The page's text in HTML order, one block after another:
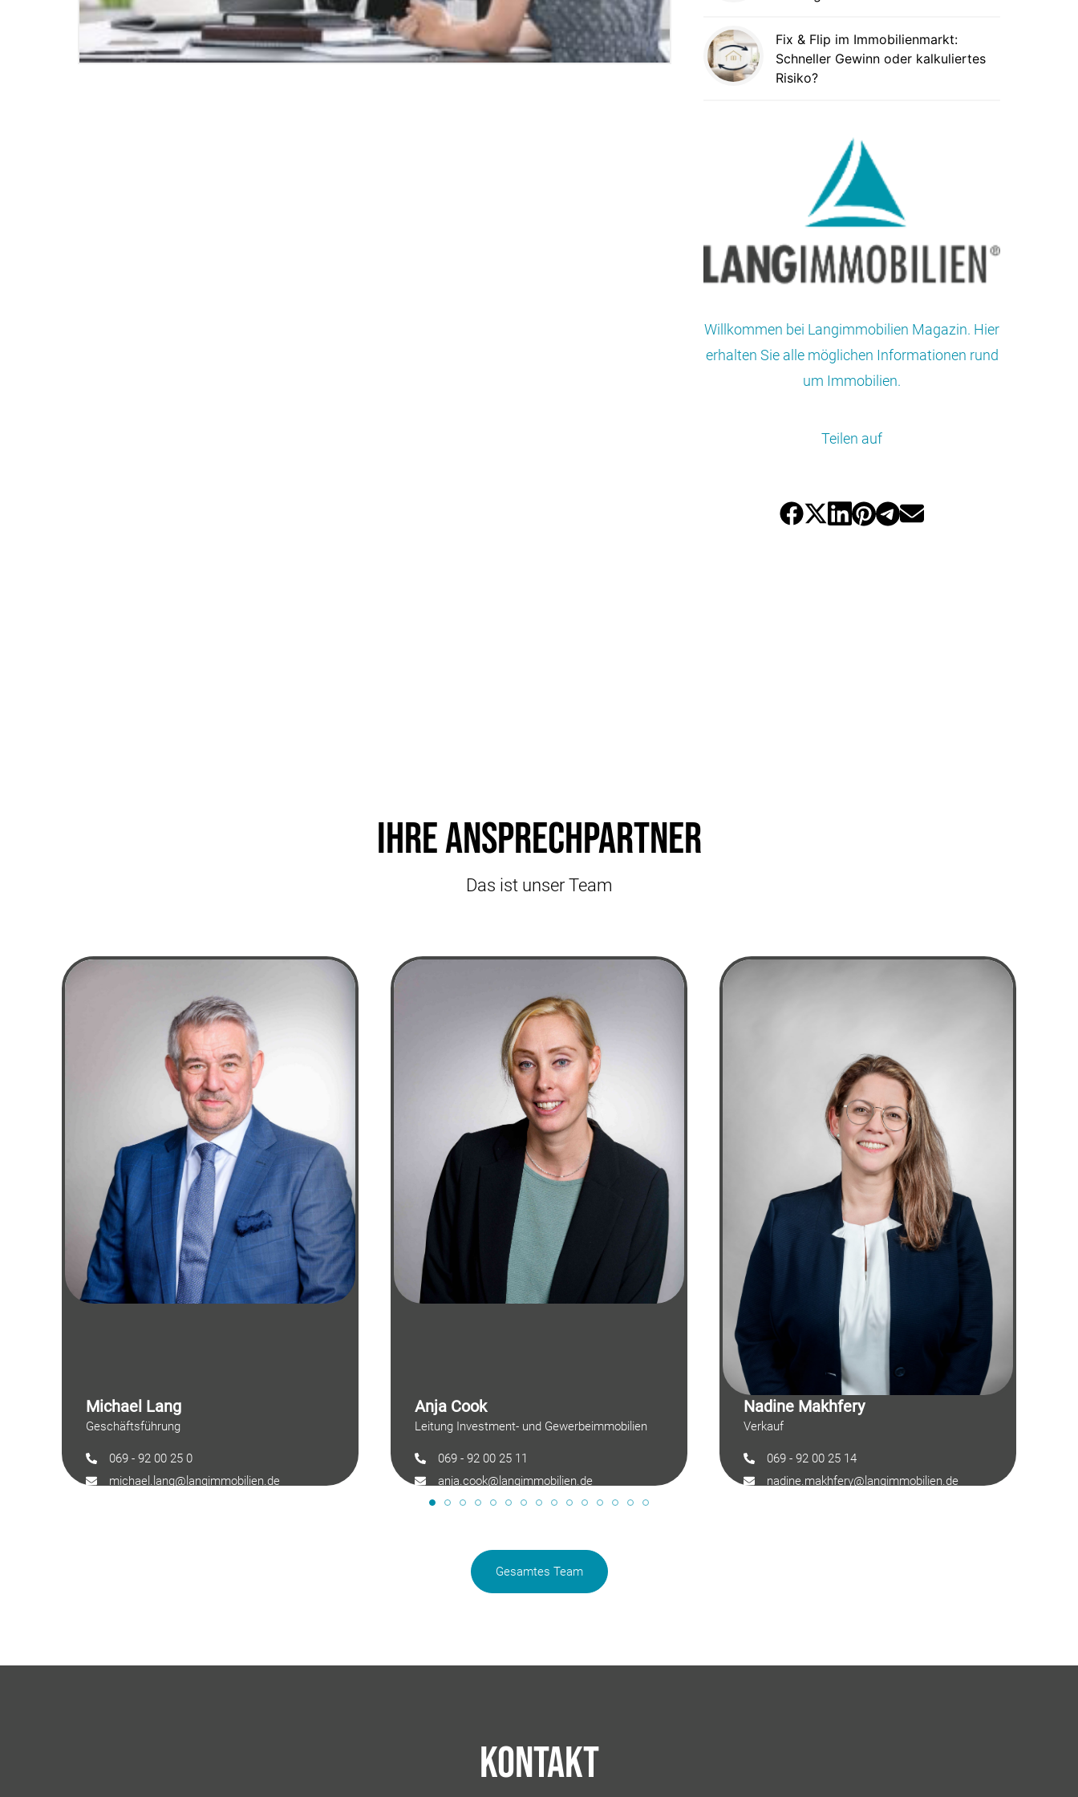
Fix & Flip im Immobilienmarkt:
Schneller Gewinn oder kalkuliertes
Risiko?
Willkommen bei Langimmobilien Magazin. Hier
erhalten Sie alle möglichen Informationen rund
um Immobilien.
Teilen auf
Ihre Ansprechpartner
Das ist unser Team
Michael Lang
Geschäftsführung
069 - 92 00 25 0
michael.lang@langimmobilien.de
Anja Cook
Leitung Investment- und Gewerbeimmobilien
069 - 92 00 25 11
anja.cook@langimmobilien.de
Nadine Makhfery
Verkauf
069 - 92 00 25 14
nadine.makhfery@langimmobilien.de
Gesamtes Team
Kontakt